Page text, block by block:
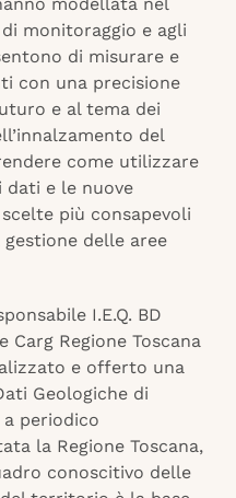
modellata nel
monitoraggio e agli
di misurare e
con una precisione
e al tema dei
del
come utilizzare
dati e le nuove
più consapevoli
delle aree
I.E.Q. BD
Carg Regione Toscana
e offerto una
Geologiche di
periodico
la Regione Toscana,
conoscitivo delle